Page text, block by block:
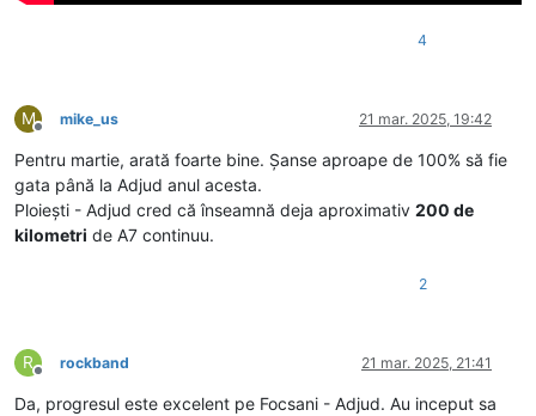
4
M
Deconectat
mike_us 21 mar. 2025, 19:42
Pentru martie, arată foarte bine. Șanse aproape de 100% să fie
gata până la Adjud anul acesta.
Ploiești - Adjud cred că înseamnă deja aproximativ 200 de
kilometri de A7 continuu.
2
R
Deconectat
rockband 21 mar. 2025, 21:41
Da, progresul este excelent pe Focsani - Adjud. Au inceput sa